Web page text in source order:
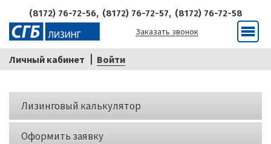
(8172) 76-72-56, (8172) 76-72-57, (8172) 76-72-58
Заказать звонок
Личный кабинет Войти
Меню
Кнопки
слева
Лизинговый калькулятор
Оформить заявку